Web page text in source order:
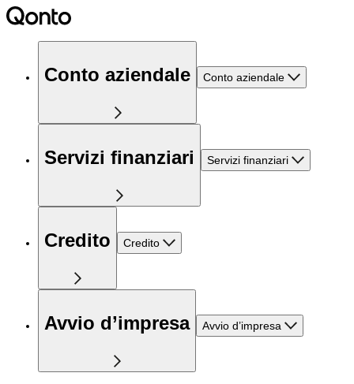
Conto aziendale Conto aziendale
Servizi finanziari Servizi finanziari
Credito Credito
Avvio d’impresa Avvio d’impresa